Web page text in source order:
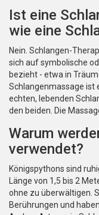
Ist eine
wie eine
Nein. Schlangen-
sich auf symbolische
bezieht - etwa in
Schlangenmassage ist
echten, lebenden
den beiden. Die
Warum
verwendet?
Königspythons sind
Länge von 1,5 bis 2
ohne zu überwältigen.
Berührungen und